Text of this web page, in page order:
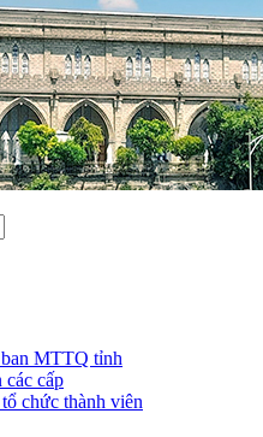
MTTQ tỉnh
các cấp
chức thành viên